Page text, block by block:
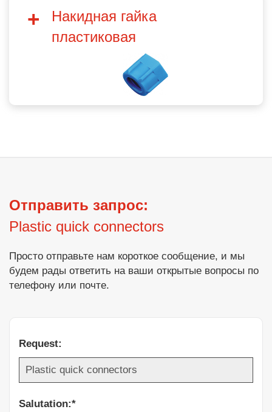
Накидная гайка
пластиковая
Отправить запрос:
Plastic quick connectors
Просто отправьте нам короткое сообщение, и мы
будем рады ответить на ваши открытые вопросы по
телефону или почте.
Request:
Salutation:*